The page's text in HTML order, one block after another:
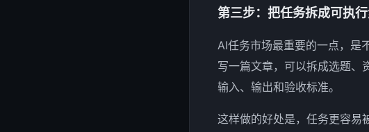
第三步：把任务拆成可执
AI任务市场最重要的一点，是
写一篇文章，可以拆成选题、
输入、输出和验收标准。
这样做的好处是，任务更容易